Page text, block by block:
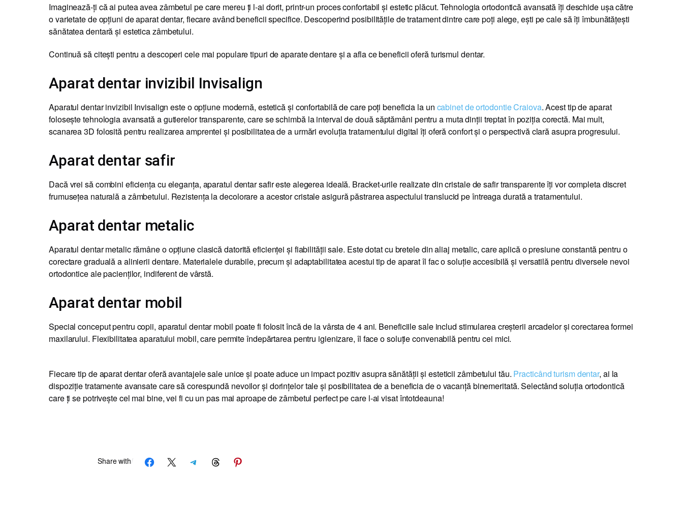
Imaginează-ți că ai putea avea zâmbetul pe care mereu ți l-ai dorit, printr-un proces confortabil și estetic plăcut. Tehnologia ortodontică avansată îți deschide ușa către
o varietate de opțiuni de aparat dentar, fiecare având beneficii specifice. Descoperind posibilitățile de tratament dintre care poți alege, ești pe cale să îți îmbunătățești
sănătatea dentară și estetica zâmbetului.
Continuă să citești pentru a descoperi cele mai populare tipuri de aparate dentare și a afla ce beneficii oferă turismul dentar.
Aparat dentar invizibil Invisalign
Aparatul dentar invizibil Invisalign este o opțiune modernă, estetică și confortabilă de care poți beneficia la un cabinet de ortodontie Craiova. Acest tip de aparat
folosește tehnologia avansată a gutierelor transparente, care se schimbă la interval de două săptămâni pentru a muta dinții treptat în poziția corectă. Mai mult,
scanarea 3D folosită pentru realizarea amprentei și posibilitatea de a urmări evoluția tratamentului digital îți oferă confort și o perspectivă clară asupra progresului.
Aparat dentar safir
Dacă vrei să combini eficiența cu eleganța, aparatul dentar safir este alegerea ideală. Bracket-urile realizate din cristale de safir transparente îți vor completa discret
frumusețea naturală a zâmbetului. Rezistența la decolorare a acestor cristale asigură păstrarea aspectului translucid pe întreaga durată a tratamentului.
Aparat dentar metalic
Aparatul dentar metalic rămâne o opțiune clasică datorită eficienței și fiabilității sale. Este dotat cu bretele din aliaj metalic, care aplică o presiune constantă pentru o
corectare graduală a alinierii dentare. Materialele durabile, precum și adaptabilitatea acestui tip de aparat îl fac o soluție accesibilă și versatilă pentru diversele nevoi
ortodontice ale pacienților, indiferent de vârstă.
Aparat dentar mobil
Special conceput pentru copii, aparatul dentar mobil poate fi folosit încă de la vârsta de 4 ani. Beneficiile sale includ stimularea creșterii arcadelor și corectarea formei
maxilarului. Flexibilitatea aparatului mobil, care permite îndepărtarea pentru igienizare, îl face o soluție convenabilă pentru cei mici.
Fiecare tip de aparat dentar oferă avantajele sale unice și poate aduce un impact pozitiv asupra sănătății și esteticii zâmbetului tău. Practicând turism dentar, ai la
dispoziție tratamente avansate care să corespundă nevoilor și dorințelor tale și posibilitatea de a beneficia de o vacanță binemeritată. Selectând soluția ortodontică
care ți se potrivește cel mai bine, vei fi cu un pas mai aproape de zâmbetul perfect pe care l-ai visat întotdeauna!
Share with/ Share on Facebook
Share on X Share on TelegramShare on ThreadsShare on Pinterest